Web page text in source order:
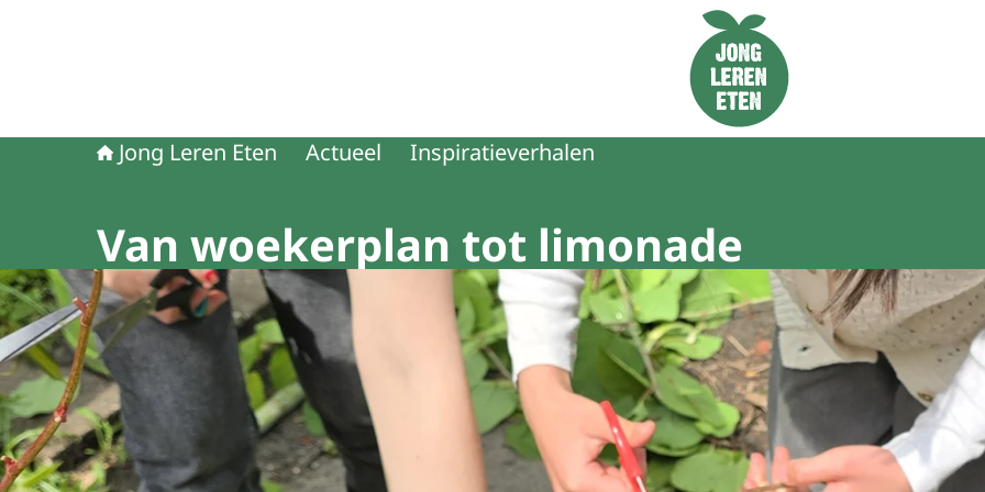
Naar de homepage van Jong Leren Eten
Jong Leren Eten Actueel Inspiratieverhalen
Van woekerplan tot limonade